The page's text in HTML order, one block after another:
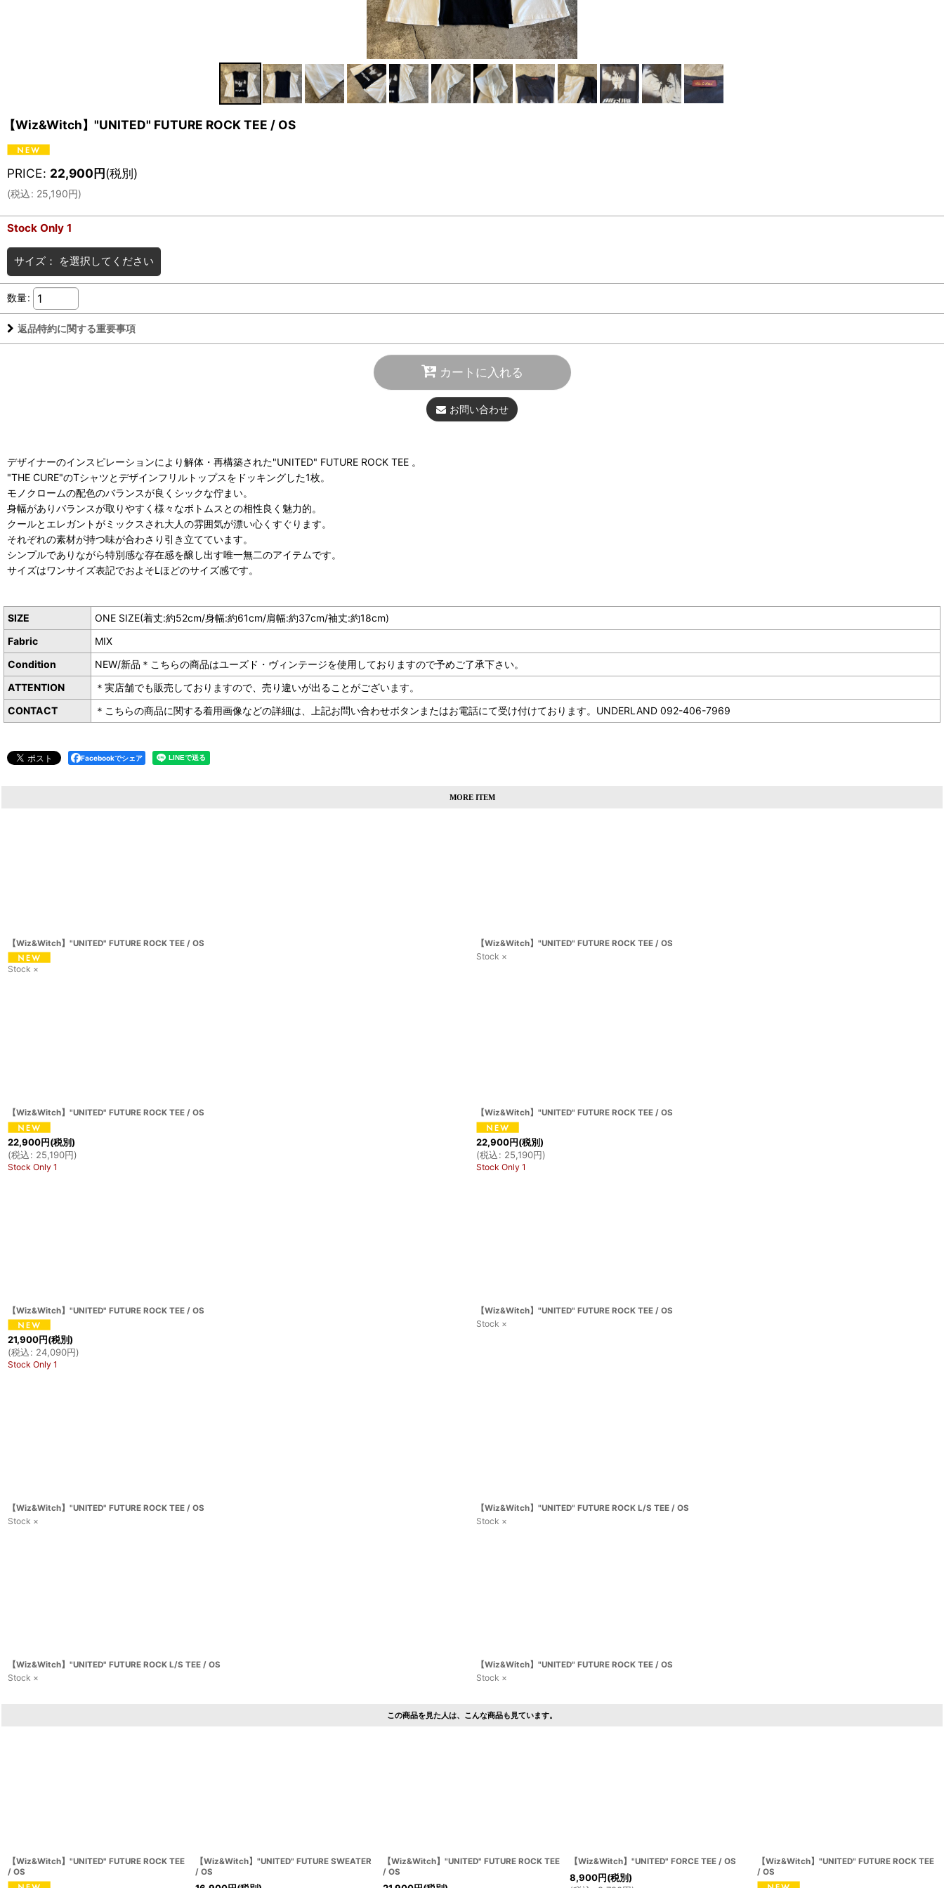
【Wiz&Witch】"UNITED" FUTURE ROCK TEE / OS
PRICE: 22,900円(税別)
(税込: 25,190円)
Stock Only 1
サイズ： を選択してください
数量:
返品特約に関する重要事項
カートに入れる
お問い合わせ
デザイナーのインスピレーションにより解体・再構築された"UNITED" FUTURE ROCK TEE 。
"THE CURE"のTシャツとデザインフリルトップスをドッキングした1枚。
モノクロームの配色のバランスが良くシックな佇まい。
身幅がありバランスが取りやすく様々なボトムスとの相性良く魅力的。
クールとエレガントがミックスされ大人の雰囲気が漂い心くすぐります。
それぞれの素材が持つ味が合わさり引き立てています。
シンプルでありながら特別感な存在感を醸し出す唯一無二のアイテムです。
サイズはワンサイズ表記でおよそLほどのサイズ感です。
SIZE
ONE SIZE(着丈:約52cm/身幅:約61cm/肩幅:約37cm/袖丈:約18cm)
Fabric
MIX
Condition
NEW/新品＊こちらの商品はユーズド・ヴィンテージを使用しておりますので予めご了承下さい。
ATTENTION
＊実店舗でも販売しておりますので、売り違いが出ることがございます。
CONTACT
＊こちらの商品に関する着用画像などの詳細は、上記お問い合わせボタンまたはお電話にて受け付けております。UNDERLAND 092-406-7969
Facebookでシェア
MORE ITEM
【Wiz&Witch】"UNITED" FUTURE ROCK TEE / OS
Stock ×
【Wiz&Witch】"UNITED" FUTURE ROCK TEE / OS
Stock ×
【Wiz&Witch】"UNITED" FUTURE ROCK TEE / OS
22,900円(税別)
(税込: 25,190円)
Stock Only 1
【Wiz&Witch】"UNITED" FUTURE ROCK TEE / OS
22,900円(税別)
(税込: 25,190円)
Stock Only 1
【Wiz&Witch】"UNITED" FUTURE ROCK TEE / OS
21,900円(税別)
(税込: 24,090円)
Stock Only 1
【Wiz&Witch】"UNITED" FUTURE ROCK TEE / OS
Stock ×
【Wiz&Witch】"UNITED" FUTURE ROCK TEE / OS
Stock ×
【Wiz&Witch】"UNITED" FUTURE ROCK L/S TEE / OS
Stock ×
【Wiz&Witch】"UNITED" FUTURE ROCK L/S TEE / OS
Stock ×
【Wiz&Witch】"UNITED" FUTURE ROCK TEE / OS
Stock ×
この商品を見た人は、こんな商品も見ています。
【Wiz&Witch】"UNITED" FUTURE ROCK TEE
/ OS
【Wiz&Witch】"UNITED" FUTURE SWEATER
/ OS
【Wiz&Witch】"UNITED" FUTURE ROCK TEE
/ OS
【Wiz&Witch】"UNITED" FORCE TEE / OS
8,900円(税別)
【Wiz&Witch】"UNITED" FUTURE ROCK TEE
/ OS